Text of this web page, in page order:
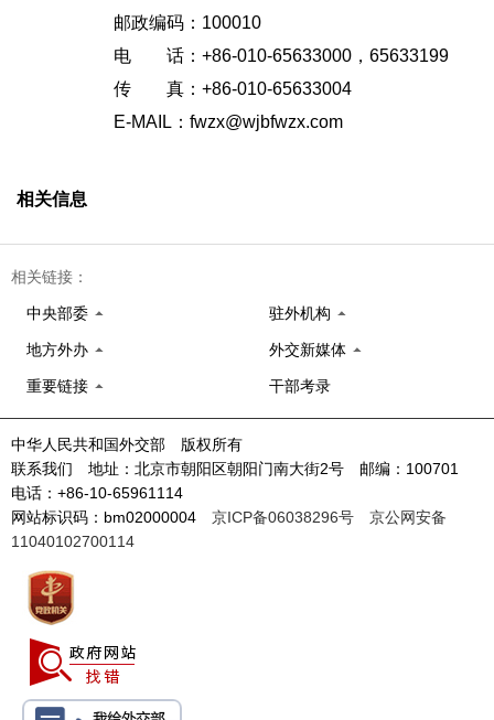
邮政编码：100010
电 话：+86-010-65633000，65633199
传 真：+86-010-65633004
E-MAIL：fwzx@wjbfwzx.com
相关信息
相关链接：
中央部委 驻外机构
地方外办 外交新媒体
重要链接 干部考录
中华人民共和国外交部 版权所有
联系我们 地址：北京市朝阳区朝阳门南大街2号 邮编：100701
电话：+86-10-65961114
网站标识码：bm02000004 京ICP备06038296号
京公网安备
11040102700114